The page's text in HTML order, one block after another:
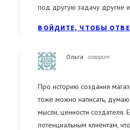
под другую задачу другие
ВОЙДИТЕ, ЧТОБЫ
Ольга говорит
Про историю создания
тоже можно написать,
мысли, ценности создателя.
потенциальным клиентам,